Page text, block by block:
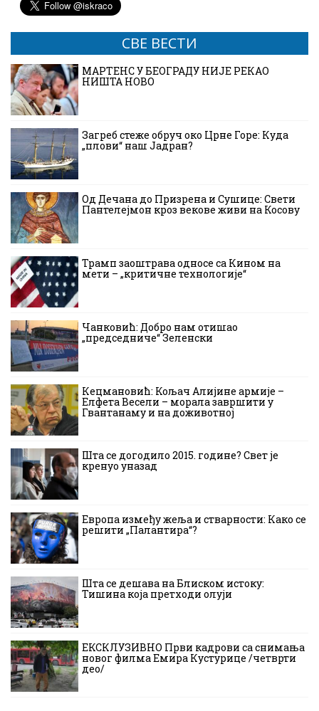
СВЕ ВЕСТИ
МАРТЕНС У БЕОГРАДУ НИЈЕ РЕКАО
НИШТА НОВО
Загреб стеже обруч око Црне Горе: Куда
„плови“ наш Јадран?
Од Дечана до Призрена и Сушице: Свети
Пантелејмон кроз векове живи на Косову
Трамп заоштрава односе са Кином на
мети – „критичне технологије“
Чанковић: Добро нам отишао
„председниче“ Зеленски
Кецмановић: Кољач Алијине армије –
Елфета Весели – морала завршити у
Гвантанаму и на доживотној
Шта се догодило 2015. године? Свет је
кренуо уназад
Европа између жеља и стварности: Како се
решити „Палантира“?
Шта се дешава на Блиском истоку:
Тишина која претходи олуји
ЕКСКЛУЗИВНО Први кадрови са снимања
новог филма Емира Кустурице /четврти
део/